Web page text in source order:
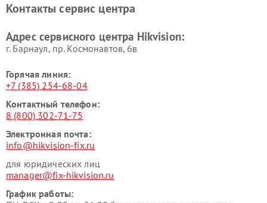
Контакты сервис центра
Адрес сервисного центра Hikvision:
г. Барнаул, ​пр. Космонавтов, 6в
Горячая линия:
+7 (385) 254-68-04
Контактный телефон:
8 (800) 302-71-75
Электронная почта:
info@hikvision-fix.ru
для юридических лиц
manager@fix-hikvision.ru
График работы: